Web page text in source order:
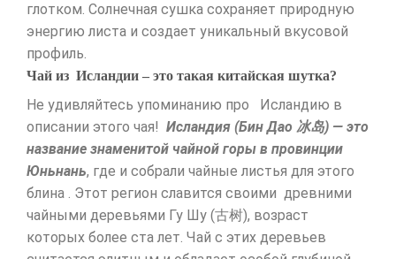
глотком. Солнечная сушка сохраняет природную
энергию листа и создает уникальный вкусовой
профиль.
Чай из Исландии – это такая китайская шутка?
Не удивляйтесь упоминанию про Исландию в
описании этого чая! Исландия (Бин Дао 冰岛) — это
название знаменитой чайной горы в провинции
Юньнань, где и собрали чайные листья для этого
блина . Этот регион славится своими древними
чайными деревьями Гу Шу (古树), возраст
которых более ста лет. Чай с этих деревьев